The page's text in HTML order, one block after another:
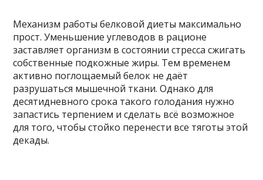
Механизм работы белковой диеты максимально
прост. Уменьшение углеводов в рационе
заставляет организм в состоянии стресса сжигать
собственные подкожные жиры. Тем временем
активно поглощаемый белок не даёт
разрушаться мышечной ткани. Однако для
десятидневного срока такого голодания нужно
запастись терпением и сделать всё возможное
для того, чтобы стойко перенести все тяготы этой
декады.